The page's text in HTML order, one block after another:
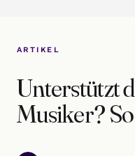
ARTIKEL
Unterstützt
Musiker?